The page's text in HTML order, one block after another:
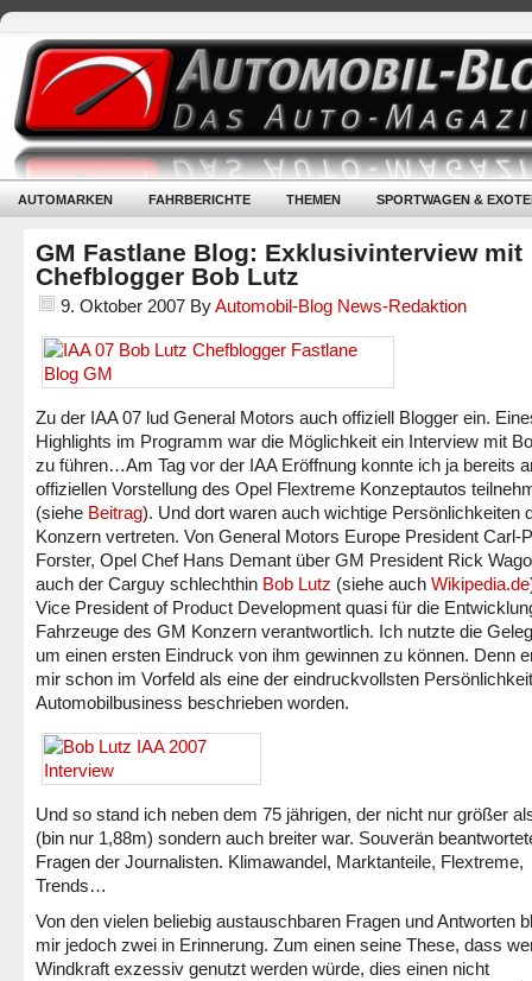
AUTOMARKEN FAHRBERICHTE THEMEN SPORTWAGEN &
GM Fastlane Blog: Exklusivinterview mit
Chefblogger Bob Lutz
9. Oktober 2007 ByAutomobil-Blog News-Redaktion
Zu der IAA 07 lud General Motors auch offiziell Blogger ein.
Highlights im Programm war die Möglichkeit ein Interview mit
zu führen…Am Tag vor der IAA Eröffnung konnte ich ja bereits
offiziellen Vorstellung des Opel Flextreme Konzeptautos
(siehe Beitrag). Und dort waren auch wichtige Persönlichkeiten
Konzern vertreten. Von General Motors Europe President Carl-
Forster, Opel Chef Hans Demant über GM President Rick
auch der Carguy schlechthin Bob Lutz (siehe auch Wikipedia.de
Vice President of Product Development quasi für die
Fahrzeuge des GM Konzern verantwortlich. Ich nutzte die
um einen ersten Eindruck von ihm gewinnen zu können. Denn
mir schon im Vorfeld als eine der eindruckvollsten
Automobilbusiness beschrieben worden.
Und so stand ich neben dem 75 jährigen, der nicht nur größer
(bin nur 1,88m) sondern auch breiter war. Souverän
Fragen der Journalisten. Klimawandel, Marktanteile, Flextreme,
Trends…
Von den vielen beliebig austauschbaren Fragen und Antworten
mir jedoch zwei in Erinnerung. Zum einen seine These, dass
Windkraft exzessiv genutzt werden würde, dies einen nicht